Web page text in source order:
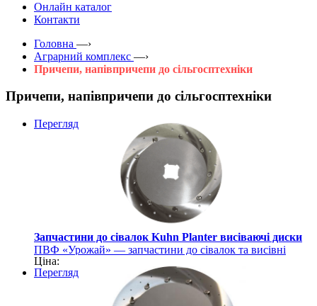
Онлайн каталог
Контакти
Головна —›
Аграрний комплекс —›
Причепи, напівпричепи до сільгосптехніки
Причепи, напівпричепи до сільгосптехніки
Перегляд
Запчастини до сівалок Kuhn Planter висіваючі диски
ПВФ «Урожай» — запчастини до сівалок та висівні
диски
Ціна:
Перегляд